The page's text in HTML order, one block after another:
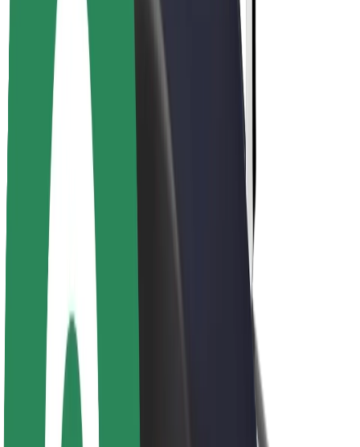
Franchises
Bedrijf
Carrière
Over Bolt
Duurzaamheid bij Bolt
Project Zero
Blog
Nieuws
Merkrichtlijnen
Missie
Investeerdersrelaties
Leiderschap
Merk
Media
Urban Fund
Veiligheid